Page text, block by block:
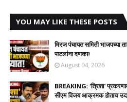
YOU MAY LIKE THESE POSTS
मिरज पंचायत समिती भाजपच्या
पाटलांना दणका!
August 04, 2026
BREAKING: 'त्रिशा'
सीएम विजय आक्रमक होताच